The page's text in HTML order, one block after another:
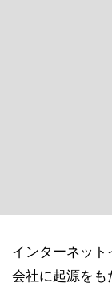
インターネッ
会社に起源をも